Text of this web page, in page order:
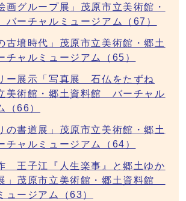
画グループ展」茂原市立美術館・
ーチャルミュージアム（67）
古墳時代」茂原市立美術館・郷土
ャルミュージアム（65）
ー展示「写真展 石仏をたずね
美術館・郷土資料館 バーチャル
（66）
の書道展」茂原市立美術館・郷土
ャルミュージアム（64）
王子江『人生楽事』と郷土ゆか
」茂原市立美術館・郷土資料館
ュージアム（63）